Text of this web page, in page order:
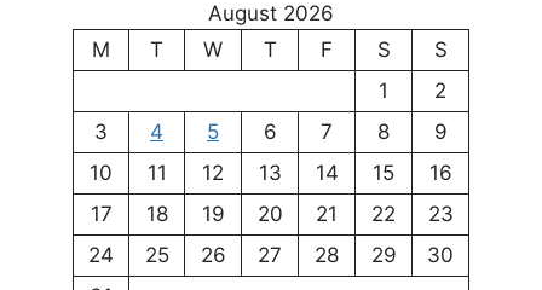
August 2026
M
T W T F S
S
1
2
3
4 5 6 7 8
9
10
11 12 13 14 15
16
17
18 19 20 21 22
23
24
25 26 27 28 29
30